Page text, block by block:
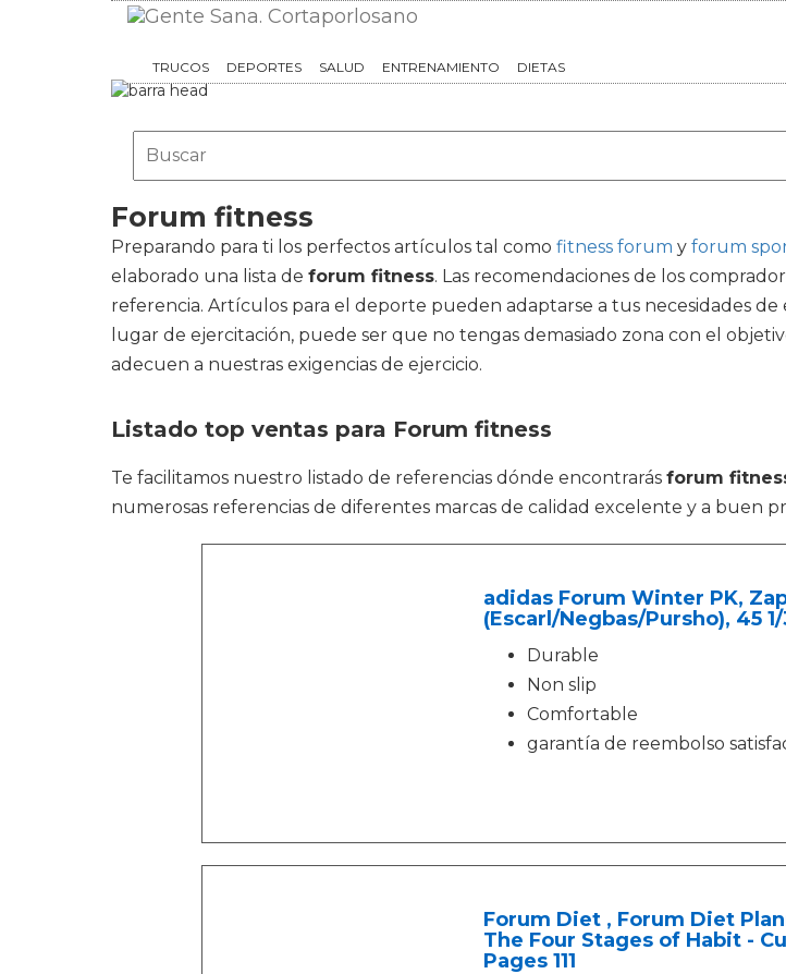
TRUCOS DEPORTES SALUD ENTRENAMIENTO DIETAS
Forum fitness
Preparando para ti los perfectos artículos tal como fitness forum y forum
elaborado una lista de forum fitness. Las recomendaciones de los
referencia. Artículos para el deporte pueden adaptarse a tus necesidades
lugar de ejercitación, puede ser que no tengas demasiado zona con el
adecuen a nuestras exigencias de ejercicio.
Listado top ventas para Forum fitness
Te facilitamos nuestro listado de referencias dónde encontrarás forum
numerosas referencias de diferentes marcas de calidad excelente y a buen
adidas Forum Winter PK,
(Escarl/Negbas/Pursho), 45 1/
Durable
Non slip
Comfortable
garantía de reembolso
Forum Diet , Forum Diet
The Four Stages of Habit -
Pages 111